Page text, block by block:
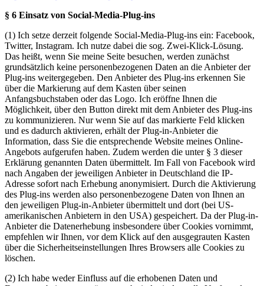
§ 6 Einsatz von Social-Media-Plug-ins
(1) Ich setze derzeit folgende Social-Media-Plug-ins ein: Facebook,
Twitter, Instagram. Ich nutze dabei die sog. Zwei-Klick-Lösung.
Das heißt, wenn Sie meine Seite besuchen, werden zunächst
grundsätzlich keine personenbezogenen Daten an die Anbieter der
Plug-ins weitergegeben. Den Anbieter des Plug-ins erkennen Sie
über die Markierung auf dem Kasten über seinen
Anfangsbuchstaben oder das Logo. Ich eröffne Ihnen die
Möglichkeit, über den Button direkt mit dem Anbieter des Plug-ins
zu kommunizieren. Nur wenn Sie auf das markierte Feld klicken
und es dadurch aktivieren, erhält der Plug-in-Anbieter die
Information, dass Sie die entsprechende Website meines Online-
Angebots aufgerufen haben. Zudem werden die unter § 3 dieser
Erklärung genannten Daten übermittelt. Im Fall von Facebook wird
nach Angaben der jeweiligen Anbieter in Deutschland die IP-
Adresse sofort nach Erhebung anonymisiert. Durch die Aktivierung
des Plug-ins werden also personenbezogene Daten von Ihnen an
den jeweiligen Plug-in-Anbieter übermittelt und dort (bei US-
amerikanischen Anbietern in den USA) gespeichert. Da der Plug-in-
Anbieter die Datenerhebung insbesondere über Cookies vornimmt,
empfehlen wir Ihnen, vor dem Klick auf den ausgegrauten Kasten
über die Sicherheitseinstellungen Ihres Browsers alle Cookies zu
löschen.
(2) Ich habe weder Einfluss auf die erhobenen Daten und